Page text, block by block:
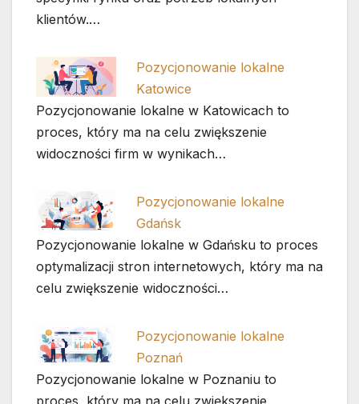
klientów.…
Pozycjonowanie lokalne
Katowice
Pozycjonowanie lokalne w Katowicach to
proces, który ma na celu zwiększenie
widoczności firm w wynikach…
Pozycjonowanie lokalne
Gdańsk
Pozycjonowanie lokalne w Gdańsku to proces
optymalizacji stron internetowych, który ma na
celu zwiększenie widoczności…
Pozycjonowanie lokalne
Poznań
Pozycjonowanie lokalne w Poznaniu to
proces, który ma na celu zwiększenie